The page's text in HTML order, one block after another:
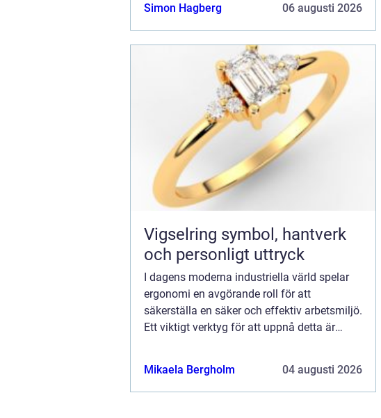
Simon Hagberg 06 augusti 2026
Vigselring symbol, hantverk
och personligt uttryck
I dagens moderna industriella värld spelar
ergonomi en avgörande roll för att
säkerställa en säker och effektiv arbetsmiljö.
Ett viktigt verktyg för att uppnå detta är
Mikaela Bergholm
04 augusti 2026